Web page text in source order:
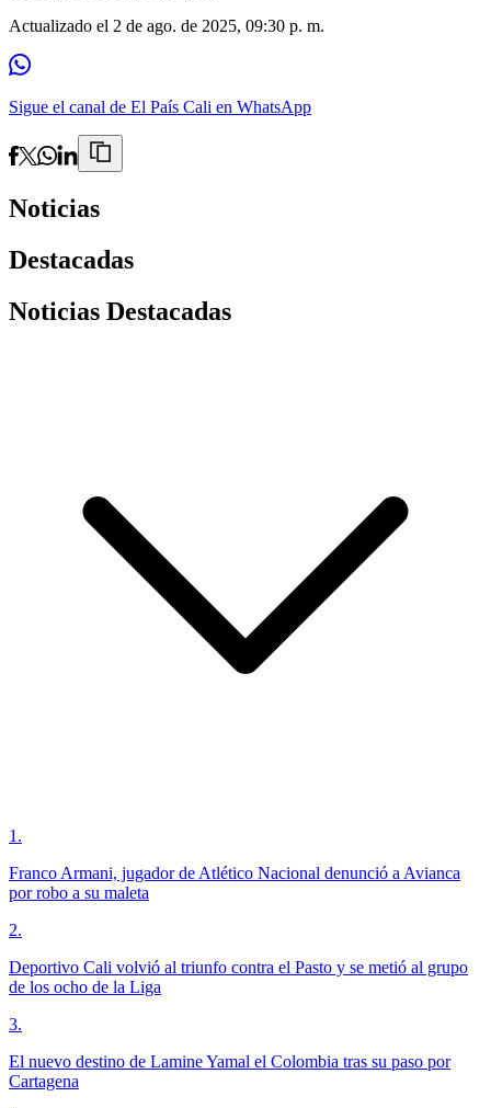
Actualizado el 2 de ago. de 2025, 09:30 p. m.
Sigue el canal de El País Cali en WhatsApp
Noticias
Destacadas
Noticias Destacadas
1 .
Franco Armani, jugador de Atlético Nacional denunció a Avianca
por robo a su maleta
2.
Deportivo Cali volvió al triunfo contra el Pasto y se metió al grupo
de los ocho de la Liga
3.
El nuevo destino de Lamine Yamal el Colombia tras su paso por
Cartagena